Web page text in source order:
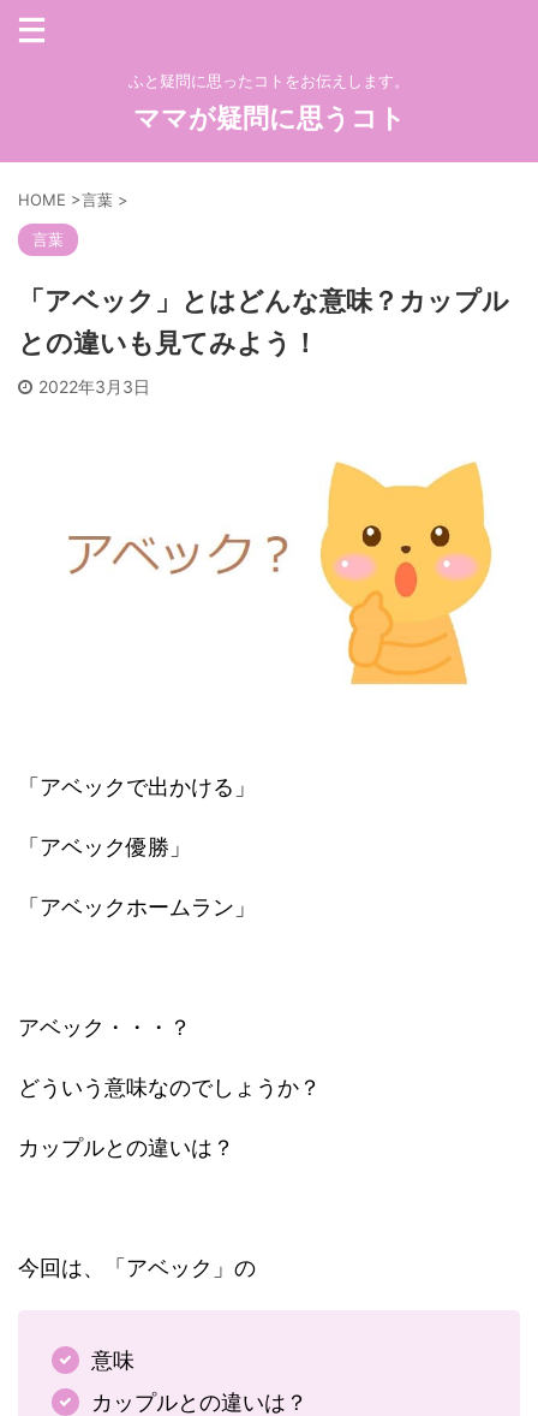
ふと疑問に思ったコトをお伝えします。
ママが疑問に思うコト
HOME >言葉 >
言葉
「アベック」とはどんな意味？カップル
との違いも見てみよう！
2022年3月3日
「アベックで出かける」
「アベック優勝」
「アベックホームラン」
アベック・・・？
どういう意味なのでしょうか？
カップルとの違いは？
今回は、「アベック」の
意味
カップルとの違いは？